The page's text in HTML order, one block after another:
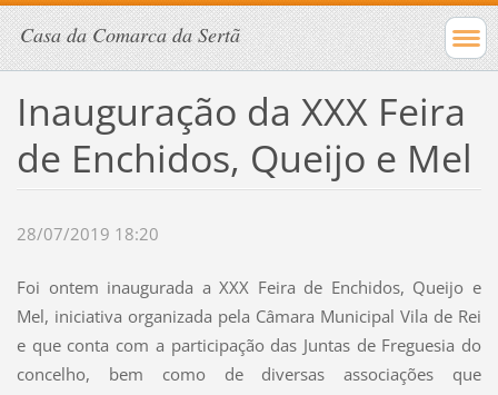
Casa da Comarca da Sertã
Inauguração da XXX Feira
de Enchidos, Queijo e Mel
28/07/2019 18:20
Foi ontem inaugurada a XXX Feira de Enchidos, Queijo e
Mel, iniciativa organizada pela Câmara Municipal Vila de Rei
e que conta com a participação das Juntas de Freguesia do
concelho, bem como de diversas associações que